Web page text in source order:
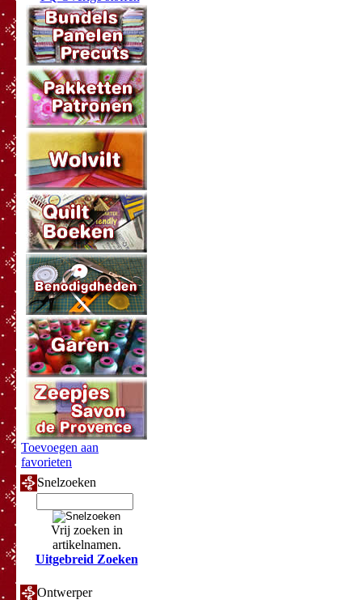
Toevoegen aan
favorieten
Snelzoeken
Vrij zoeken in
artikelnamen.
Uitgebreid Zoeken
Ontwerper